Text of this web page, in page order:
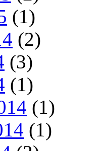
(1)
(2)
(3)
(1)
(1)
(1)